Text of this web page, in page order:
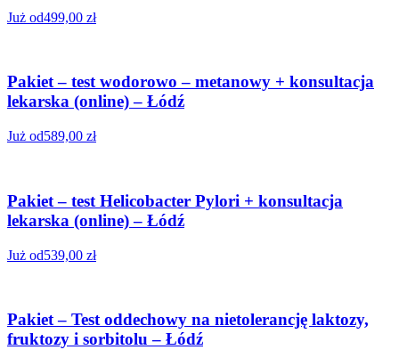
Już od499,00 zł
Pakiet – test wodorowo – metanowy + konsultacja
lekarska (online) – Łódź
Już od589,00 zł
Pakiet – test Helicobacter Pylori + konsultacja
lekarska (online) – Łódź
Już od539,00 zł
Pakiet – Test oddechowy na nietolerancję laktozy,
fruktozy i sorbitolu – Łódź